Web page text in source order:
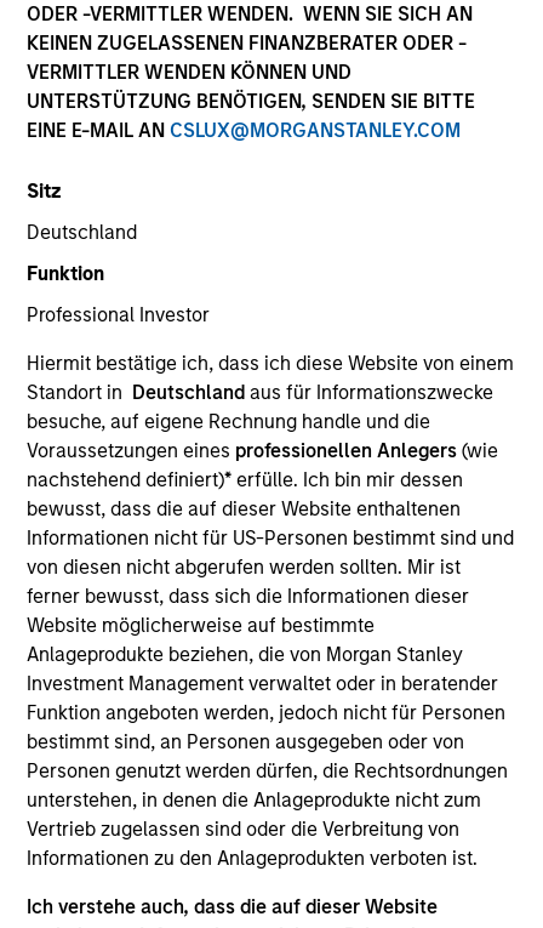
ODER -VERMITTLER WENDEN. WENN SIE SICH AN
KEINEN ZUGELASSENEN FINANZBERATER ODER -
VERMITTLER WENDEN KÖNNEN UND
UNTERSTÜTZUNG BENÖTIGEN, SENDEN SIE BITTE
EINE E-MAIL AN CSLUX@MORGANSTANLEY.COM
Sitz
Deutschland
Funktion
Professional Investor
Hiermit bestätige ich, dass ich diese Website von einem
Standort in Deutschland aus für Informationszwecke
besuche, auf eigene Rechnung handle und die
Voraussetzungen eines professionellen Anlegers(wie
nachstehend definiert)* erfülle. Ich bin mir dessen
bewusst, dass die auf dieser Website enthaltenen
Informationen nicht für US-Personen bestimmt sind und
von diesen nicht abgerufen werden sollten. Mir ist
ferner bewusst, dass sich die Informationen dieser
Website möglicherweise auf bestimmte
Anlageprodukte beziehen, die von Morgan Stanley
Investment Management verwaltet oder in beratender
Funktion angeboten werden, jedoch nicht für Personen
bestimmt sind, an Personen ausgegeben oder von
Personen genutzt werden dürfen, die Rechtsordnungen
unterstehen, in denen die Anlageprodukte nicht zum
Vertrieb zugelassen sind oder die Verbreitung von
Informationen zu den Anlageprodukten verboten ist.
Ich verstehe auch, dass die auf dieser Website
Healthcare
COUNTRY
United States
Invested on
Jun 2001
Transaction Type
Follow-On
Realization Date
Jan 2004
Develops nitric oxide enhanced medicines.
(NASDAQ:NTMD).
Investment Team
Morgan Stanley Expansion Capital
As of July 25, 2025. The above is provided for informational